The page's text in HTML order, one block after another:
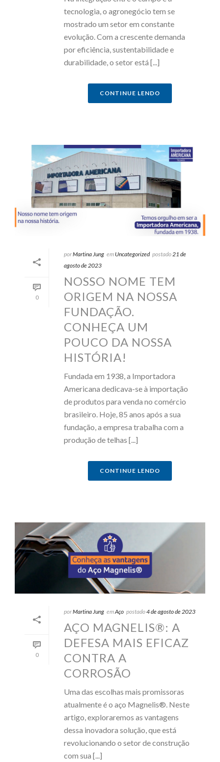
tecnologia, o agronegócio tem se
mostrado um setor em constante
evolução. Com a crescente demanda
por eficiência, sustentabilidade e
durabilidade, o setor está [...]
CONTINUE LENDO
0
porMartina Jung em Uncategorized postado 21 de
agosto de 2023
NOSSO NOME TEM
ORIGEM NA NOSSA
FUNDAÇÃO.
CONHEÇA UM
POUCO DA NOSSA
HISTÓRIA!
Fundada em 1938, a Importadora
Americana dedicava-se à importação
de produtos para venda no comércio
brasileiro. Hoje, 85 anos após a sua
fundação, a empresa trabalha com a
produção de telhas [...]
CONTINUE LENDO
0
porMartina Jung emAço postado4 de agosto de 2023
AÇO MAGNELIS®: A
DEFESA MAIS EFICAZ
CONTRA A
CORROSÃO
Uma das escolhas mais promissoras
atualmente é o aço Magnelis®. Neste
artigo, exploraremos as vantagens
dessa inovadora solução, que está
revolucionando o setor de construção
com sua [...]